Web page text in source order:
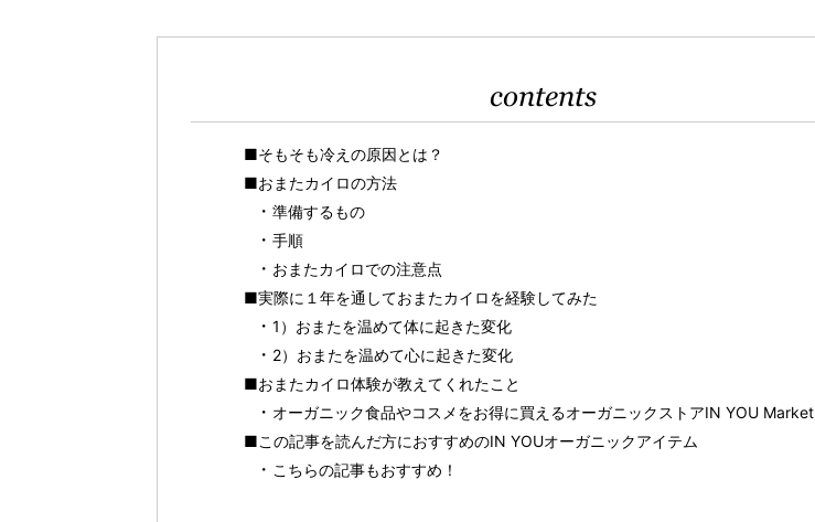
contents
■そもそも冷えの原因とは？
■おまたカイロの方法
準備するもの
手順
おまたカイロでの注意点
■実際に１年を通しておまたカイロを経験してみた
1）おまたを温めて体に起きた変化
2）おまたを温めて心に起きた変化
■おまたカイロ体験が教えてくれたこと
オーガニック食品やコスメをお得に買えるオーガニックストアIN YOU Market
■この記事を読んだ方におすすめのIN YOUオーガニックアイテム
こちらの記事もおすすめ！